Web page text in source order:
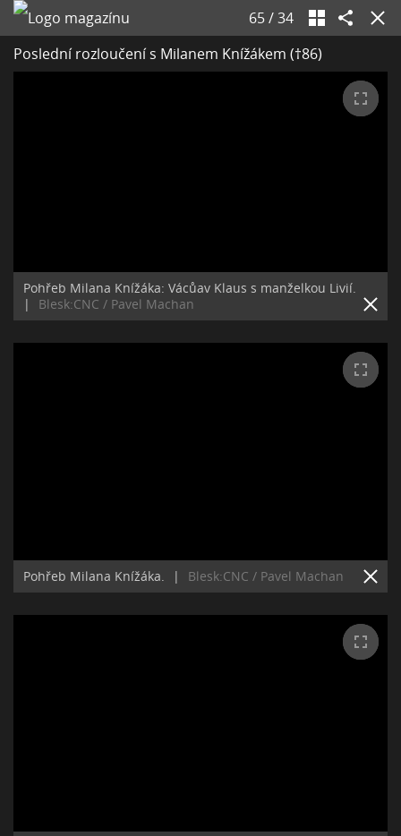
65/34
Poslední rozloučení s Milanem Knížákem (†86)
Pohřeb Milana Knížáka: Vácůav Klaus s manželkou Livií.
|
Blesk:CNC / Pavel Machan
Pohřeb Milana Knížáka. | Blesk:CNC / Pavel Machan